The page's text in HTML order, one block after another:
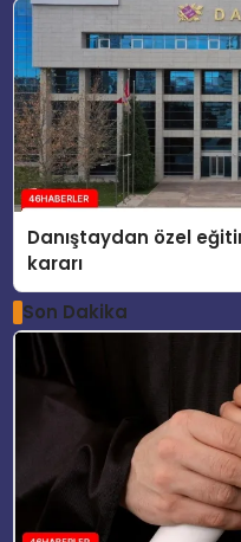
Danıştaydan özel
kararı
Son Dakika